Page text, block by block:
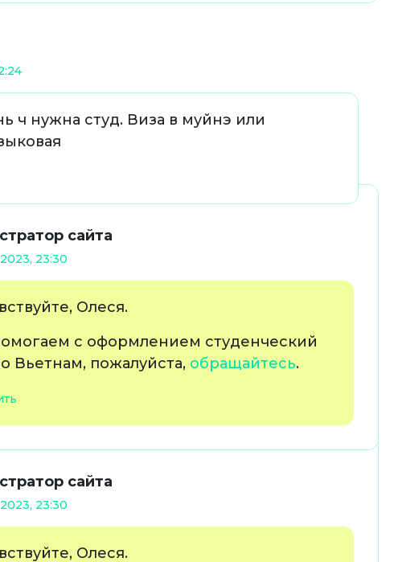
ч нужна студ. Виза в муйнэ или
сайта
23:30
Олеся.
с оформлением студенческий
Вьетнам, пожалуйста, обращайтесь.
сайта
23:30
Олеся.